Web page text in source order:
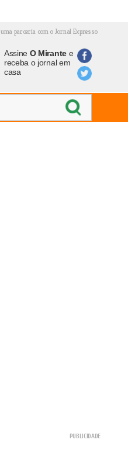
uma parceria com o Jornal Expresso
Assine O Mirantee
receba o jornal em
casa